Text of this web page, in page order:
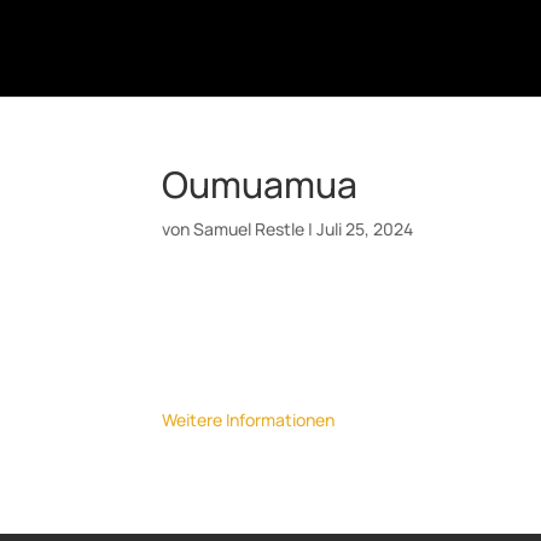
Oumuamua
vonSamuel Restle |Juli 25, 2024
Weitere Informationen